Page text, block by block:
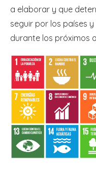
a elaborar y que
seguir por los países
durante los próximos